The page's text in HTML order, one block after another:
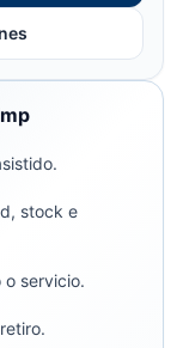
stock e
o servicio.